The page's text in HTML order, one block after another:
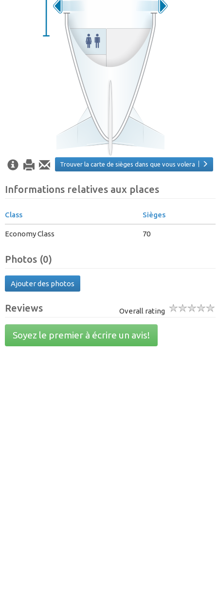
Trouver la carte de sièges dans que vous volera
Informations relatives aux places
Class Sièges
Economy Class 70
Photos (0)
Ajouter des photos
Overall rating
Reviews
Soyez le premier à écrire un avis!